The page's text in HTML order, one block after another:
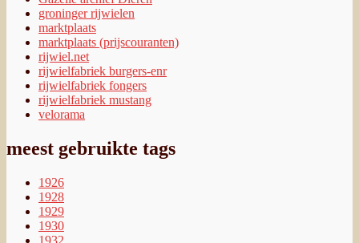
groninger rijwielen
marktplaats
marktplaats (prijscouranten)
rijwiel.net
rijwielfabriek burgers-enr
rijwielfabriek fongers
rijwielfabriek mustang
velorama
meest gebruikte tags
1926
1928
1929
1930
1932